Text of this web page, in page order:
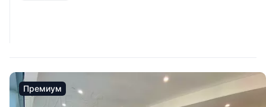
Премиум